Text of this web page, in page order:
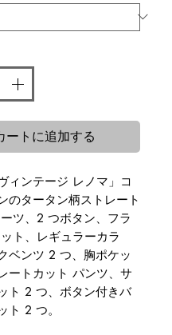
ートに追加する
ィンテージ レノマ」コ
のタータン柄ストレート
ツ、2 つボタン、フラ
ト、レギュラーカラ
ベンツ 2 つ、胸ポケッ
ートカット パンツ、サ
ト 2 つ、ボタン付きバ
ト 2 つ。